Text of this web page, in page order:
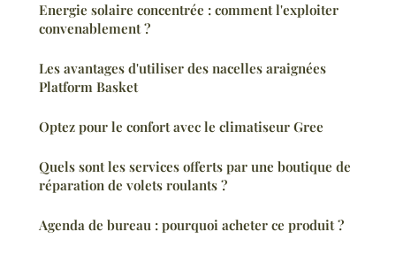
Energie solaire concentrée : comment l'exploiter
convenablement ?
Les avantages d'utiliser des nacelles araignées
Platform Basket
Optez pour le confort avec le climatiseur Gree
Quels sont les services offerts par une boutique de
réparation de volets roulants ?
Agenda de bureau : pourquoi acheter ce produit ?